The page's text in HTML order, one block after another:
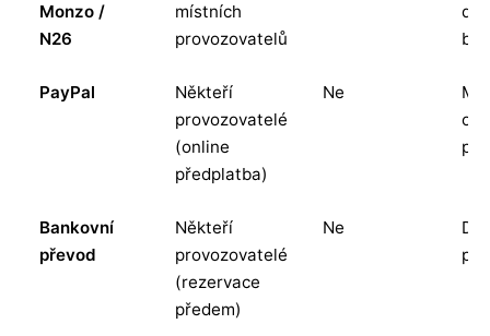
Monzo /
N26
místních
provozovatelů
PayPal
Někteří
provozovatelé
(online
předplatba)
Ne
Bankovní
převod
Někteří
provozovatelé
(rezervace
předem)
Ne